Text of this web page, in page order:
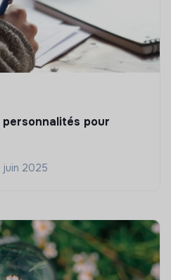
personnalités pour
juin 2025